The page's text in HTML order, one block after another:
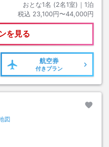
おとな1名 (2名1室)｜ 1泊
税込 23,100円〜44,000円
を見る
航空券
付きプラン
図